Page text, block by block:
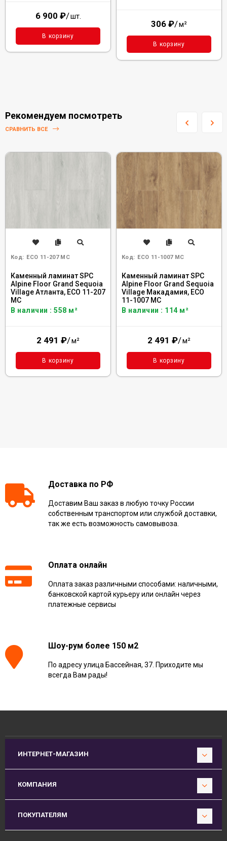
6 900 ₽/шт.
В корзину
306 ₽/м²
В корзину
Рекомендуем посмотреть
СРАВНИТЬ ВСЕ
Код: ECO 11-207 MC
Каменный ламинат SPC
Alpine Floor Grand Sequoia
Village Атланта, ECO 11-207
MC
В наличии : 558 м²
2 491 ₽/м²
В корзину
Код: ECO 11-1007 MC
Каменный ламинат SPC
Alpine Floor Grand Sequoia
Village Макадамия, ECO
11-1007 MC
В наличии : 114 м²
2 491 ₽/м²
В корзину
Доставка по РФ
Доставим Ваш заказ в любую точку России
собственным транспортом или службой доставки,
так же есть возможность самовывоза.
Оплата онлайн
Оплата заказ различными способами: наличными,
банковской картой курьеру или онлайн через
платежные сервисы
Шоу-рум более 150 м2
По адресу улица Бассейная, 37. Приходите мы
всегда Вам рады!
ИНТЕРНЕТ-МАГАЗИН
КОМПАНИЯ
ПОКУПАТЕЛЯМ